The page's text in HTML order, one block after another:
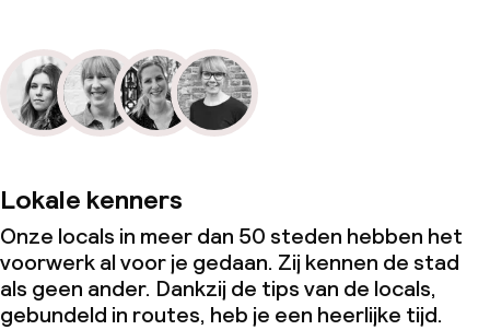
Lokale kenners
Onze locals in meer dan 50 steden hebben het
voorwerk al voor je gedaan. Zij kennen de stad
als geen ander. Dankzij de tips van de locals,
gebundeld in routes, heb je een heerlijke tijd.